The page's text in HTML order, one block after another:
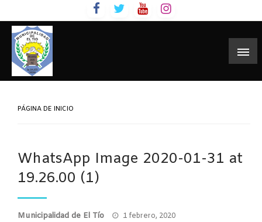
to
content
PÁGINA DE INICIO
WhatsApp Image 2020-01-31 at
19.26.00 (1)
Municipalidad de El Tío
Publicado
1 febrero, 2020